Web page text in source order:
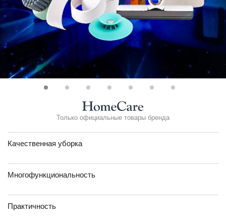
Только официальные товары бренда
Качественная уборка
Многофункциональность
Практичность